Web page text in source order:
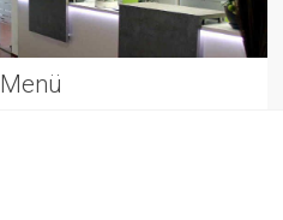
Menü